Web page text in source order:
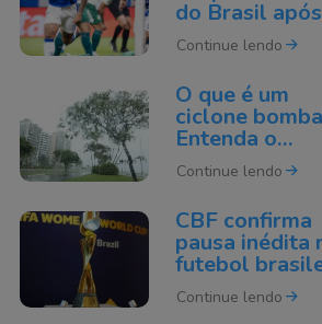
do Brasil após
derrota para o
Cruzeiro
Continue lendo
O que é um
ciclone
Entenda o
fenômeno que
pode atingir o
Continue lendo
CBF confirma
pausa inédita
futebol
por causa da
do Mundo de
Continue lendo